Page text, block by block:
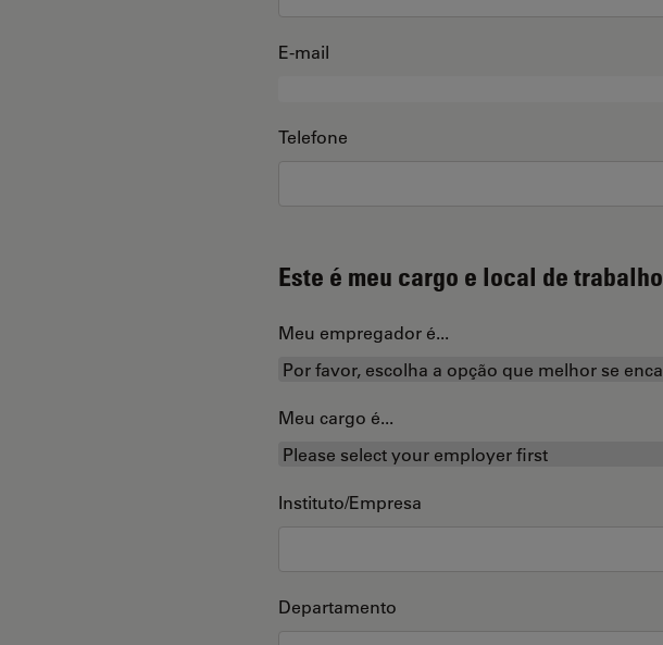
E-mail
Telefone
Este é meu cargo e local de trabalho
Meu empregador é...
Meu cargo é...
Instituto/Empresa
Departamento